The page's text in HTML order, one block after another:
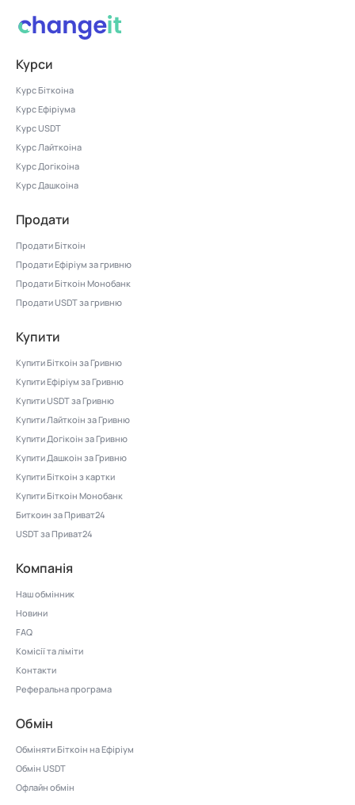
Курси
Курс Біткоіна
Курс Ефіріума
Курс USDT
Курс Лайткоіна
Курс Догікоіна
Курс Дашкоіна
Продати
Продати Біткоін
Продати Ефіріум за гривню
Продати Біткоін Монобанк
Продати USDT за гривню
Купити
Купити Біткоін за Гривню
Купити Ефіріум за Гривню
Купити USDT за Гривню
Купити Лайткоін за Гривню
Купити Догікоін за Гривню
Купити Дашкоін за Гривню
Купити Біткоін з картки
Купити Біткоін Монобанк
Биткоин за Приват24
USDT за Приват24
Компанія
Наш обмінник
Новини
FAQ
Комісії та ліміти
Контакти
Реферальна програма
Обмін
Обміняти Біткоін на Ефіріум
Обмін USDT
Офлайн обмін